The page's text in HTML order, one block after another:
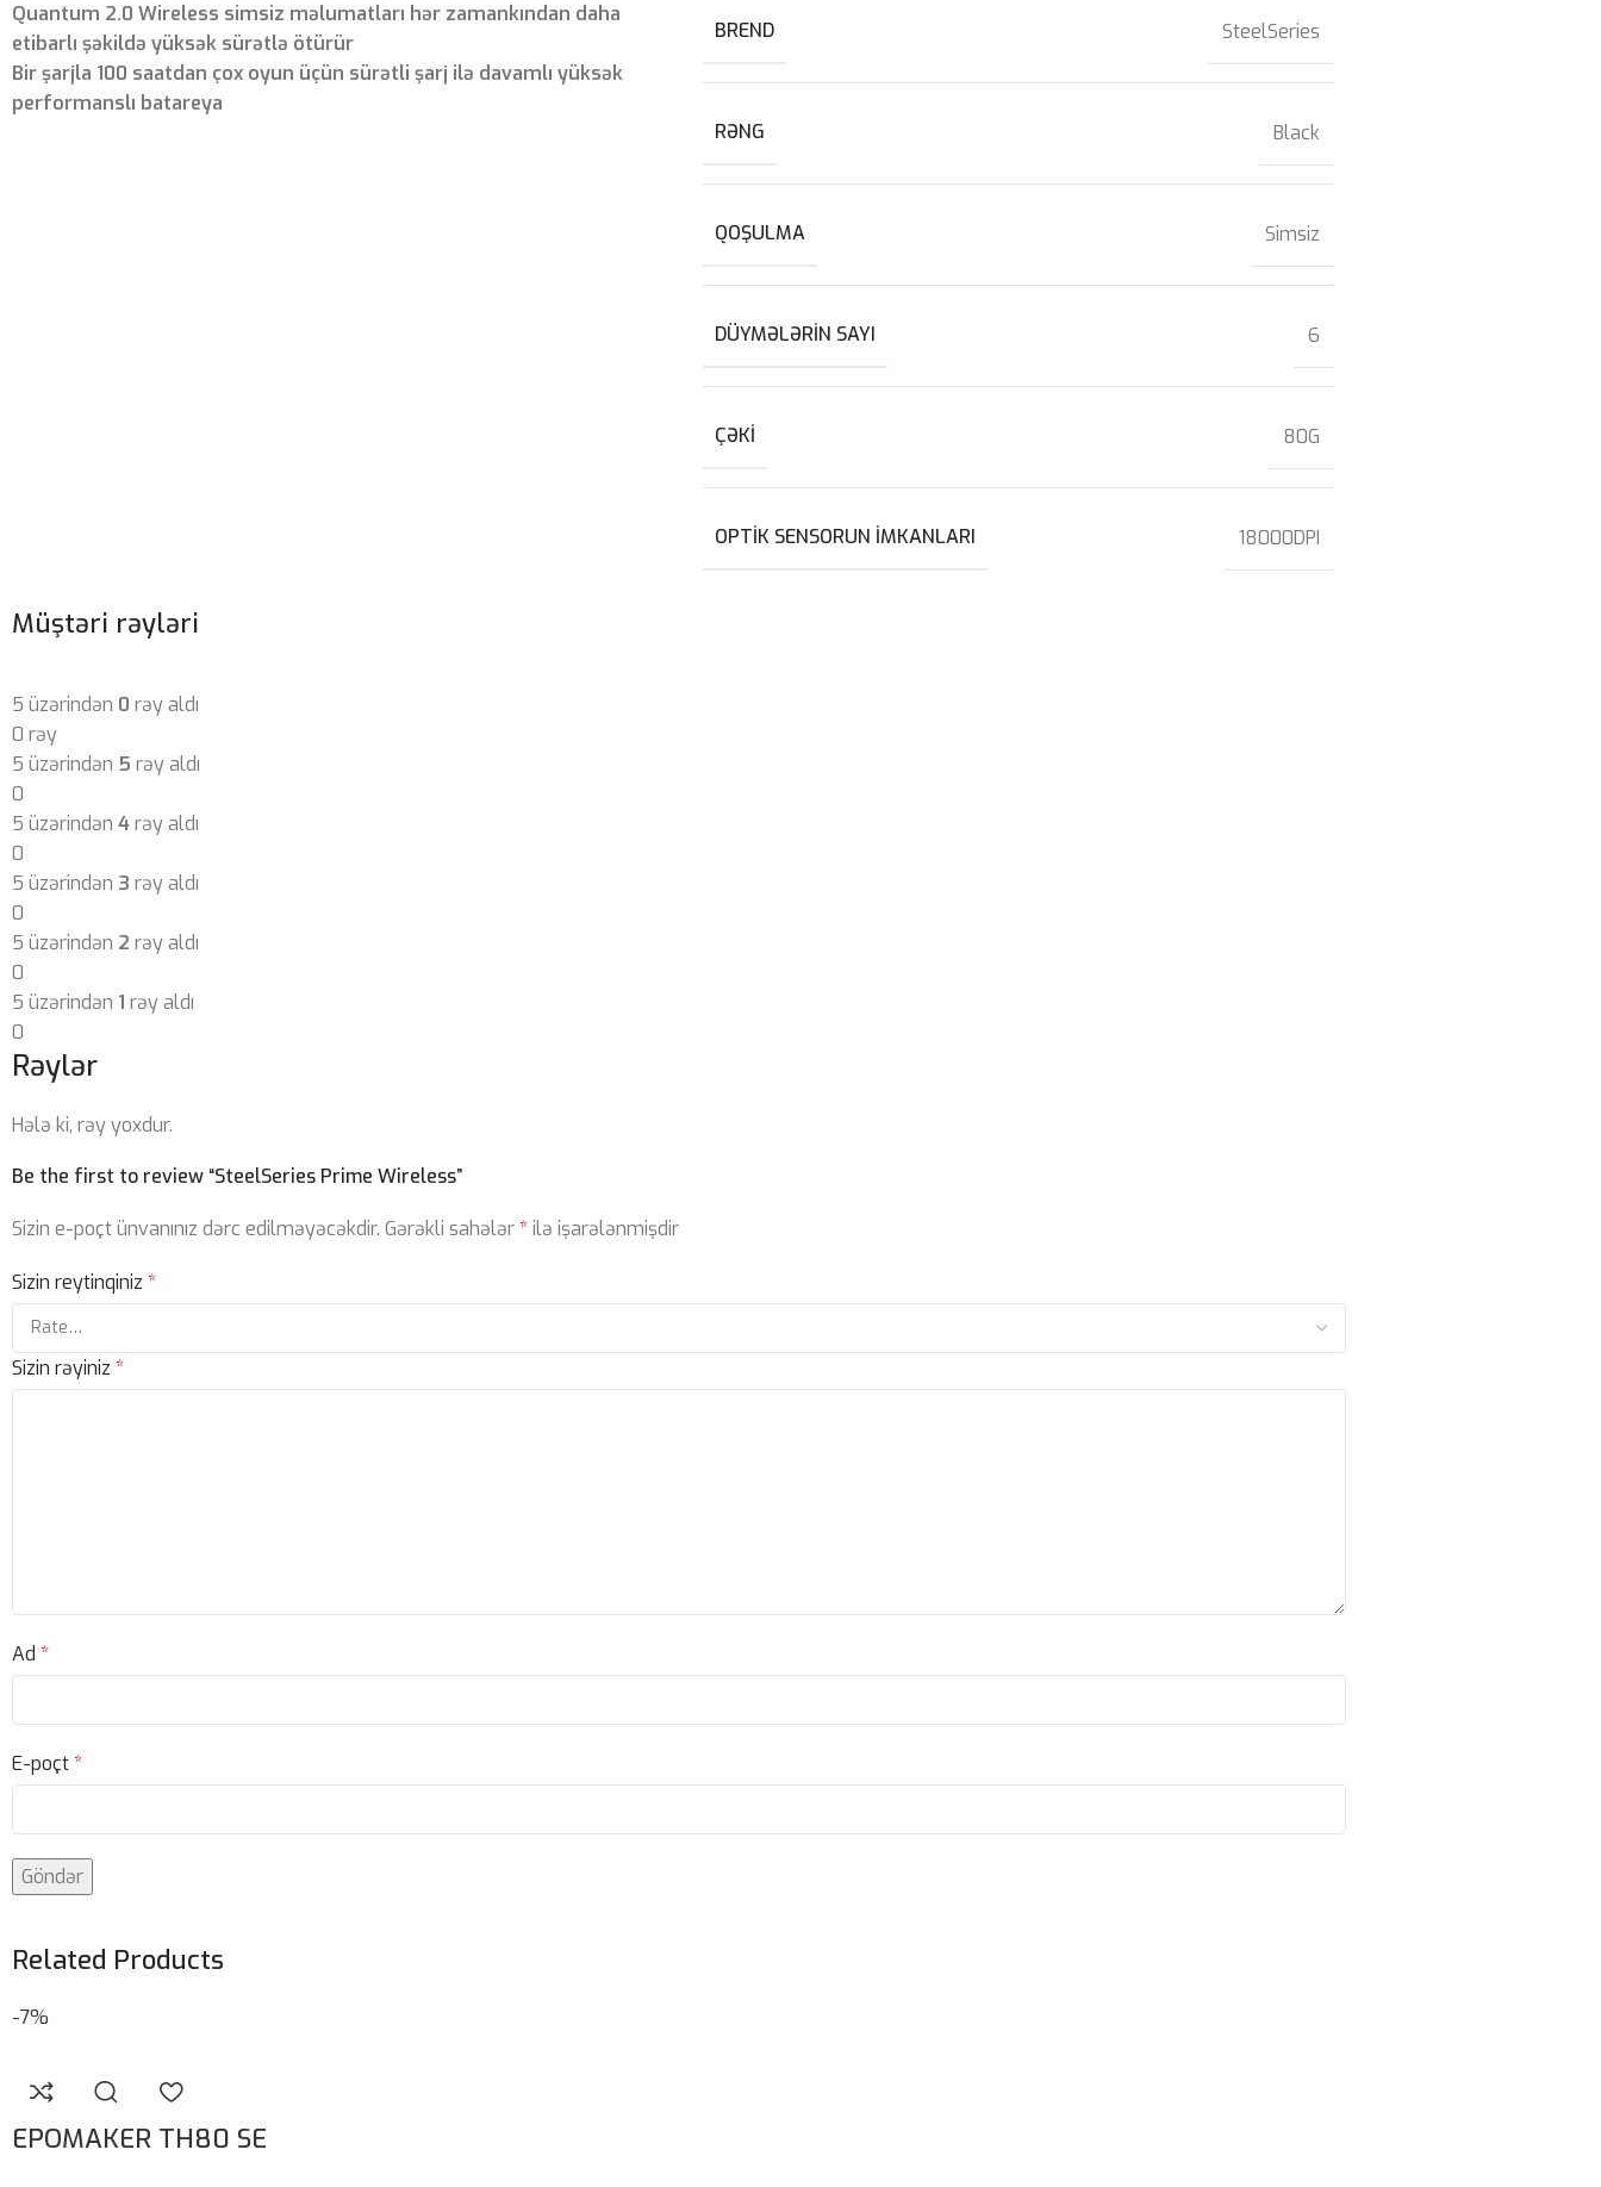
Quantum 2.0 Wireless simsiz məlumatları hər zamankından daha
etibarlı şəkildə yüksək sürətlə ötürür
Bir şarjla 100 saatdan çox oyun üçün sürətli şarj ilə davamlı yüksək
performanslı batareya
BREND SteelSeries
RƏNG Black
QOŞULMA Simsiz
DÜYMƏLƏRIN SAYI 6
ÇƏKI 80G
OPTIK SENSORUN IMKANLARI 18000DPI
Müştəri rəyləri
5 üzərindən 0 rəy aldı
0 rəy
5 üzərindən 5 rəy aldı
0
5 üzərindən 4rəy aldı
0
5 üzərindən 3 rəy aldı
0
5 üzərindən 2 rəy aldı
0
5 üzərindən 1 rəy aldı
0
Rəylər
Hələ ki, rəy yoxdur.
Be the first to review “SteelSeries Prime Wireless”
Sizin e-poçt ünvanınız dərc edilməyəcəkdir. Gərəkli sahələr*ilə işarələnmişdir
Sizin reytinqiniz *
Sizin rəyiniz *
Ad *
E-poçt*
Related Products
-7%
EPOMAKER TH80 SE